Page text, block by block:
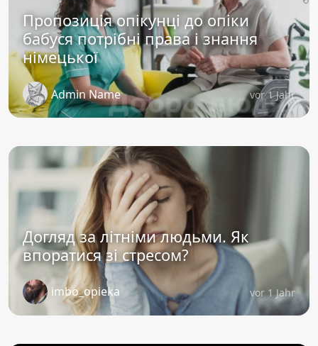
Пропозиція опікунці до опіки
бабуся потрібні права і знання
німецької
Admin Name vor 1 Jahr
Догляд за літніми людьми. Як
впоратися зі стресом?
imbo_opieka vor 1 Jahr